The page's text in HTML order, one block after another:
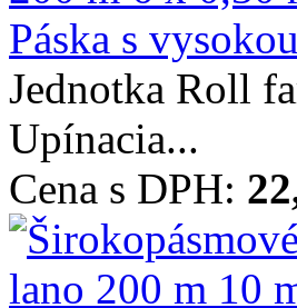
Páska s
Jednotka Roll
Upínacia...
Cena s DPH: